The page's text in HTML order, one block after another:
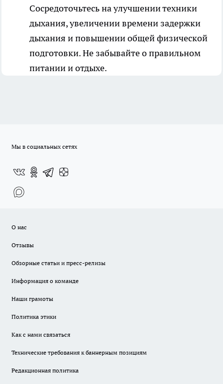
Сосредоточьтесь на улучшении техники
дыхания, увеличении времени задержки
дыхания и повышении общей физической
подготовки. Не забывайте о правильном
питании и отдыхе.
Мы в социальных сетях
О нас
Отзывы
Обзорные статьи и пресс-релизы
Информация о команде
Наши грамоты
Политика этики
Как с нами связаться
Технические требования к баннерным позициям
Редакционная политика